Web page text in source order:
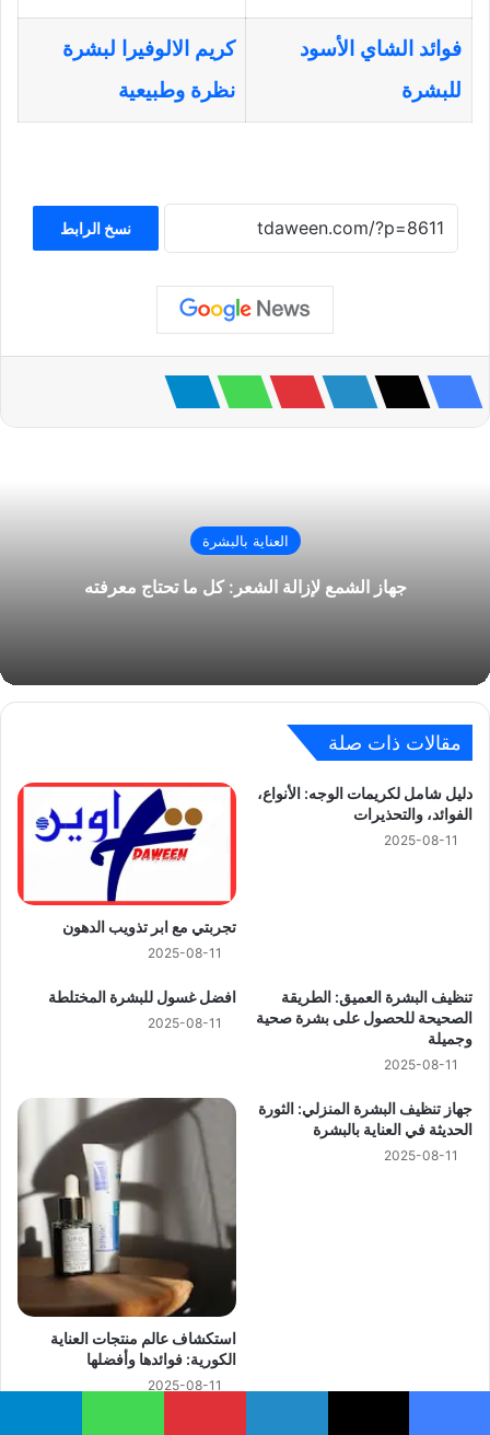
فوائد الشاي الأسود
للبشرة
كريم الالوفيرا لبشرة
نظرة وطبيعية
نسخ الرابط
العناية بالبشرة
جهاز الشمع لإزالة الشعر: كل ما تحتاج معرفته
مقالات ذات صلة
دليل شامل لكريمات الوجه: الأنواع،
الفوائد، والتحذيرات
2025-08-11
تجربتي مع ابر تذويب الدهون
2025-08-11
تنظيف البشرة العميق: الطريقة
الصحيحة للحصول على بشرة صحية
وجميلة
2025-08-11
افضل غسول للبشرة المختلطة
2025-08-11
جهاز تنظيف البشرة المنزلي: الثورة
الحديثة في العناية بالبشرة
2025-08-11
استكشاف عالم منتجات العناية
الكورية: فوائدها وأفضلها
2025-08-11